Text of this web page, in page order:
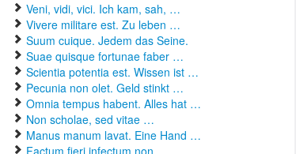
Veni, vidi, vici. Ich kam, sah, …
Vivere militare est. Zu leben …
Suum cuique. Jedem das Seine.
Suae quisque fortunae faber …
Scientia potentia est. Wissen ist …
Pecunia non olet. Geld stinkt …
Omnia tempus habent. Alles hat …
Non scholae, sed vitae …
Manus manum lavat. Eine Hand …
Factum fieri infectum non …